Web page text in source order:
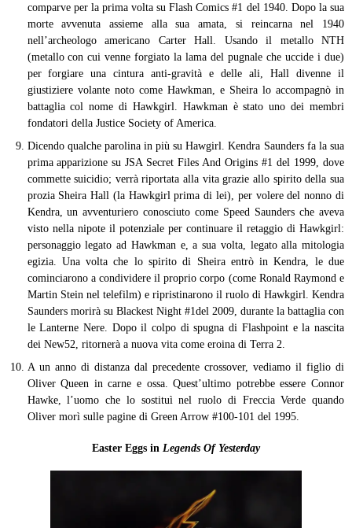
comparve per la prima volta su Flash Comics #1 del 1940. Dopo la sua
morte avvenuta assieme alla sua amata, si reincarna nel 1940
nell’archeologo americano Carter Hall. Usando il metallo NTH
(metallo con cui venne forgiato la lama del pugnale che uccide i due)
per forgiare una cintura anti-gravità e delle ali, Hall divenne il
giustiziere volante noto come Hawkman, e Sheira lo accompagnò in
battaglia col nome di Hawkgirl. Hawkman è stato uno dei membri
fondatori della Justice Society of America.
Dicendo qualche parolina in più su Hawgirl. Kendra Saunders fa la sua
prima apparizione su JSA Secret Files And Origins #1 del 1999, dove
commette suicidio; verrà riportata alla vita grazie allo spirito della sua
prozia Sheira Hall (la Hawkgirl prima di lei), per volere del nonno di
Kendra, un avventuriero conosciuto come Speed Saunders che aveva
visto nella nipote il potenziale per continuare il retaggio di Hawkgirl:
personaggio legato ad Hawkman e, a sua volta, legato alla mitologia
egizia. Una volta che lo spirito di Sheira entrò in Kendra, le due
cominciarono a condividere il proprio corpo (come Ronald Raymond e
Martin Stein nel telefilm) e ripristinarono il ruolo di Hawkgirl. Kendra
Saunders morirà su Blackest Night #1del 2009, durante la battaglia con
le Lanterne Nere. Dopo il colpo di spugna di Flashpoint e la nascita
dei New52, ritornerà a nuova vita come eroina di Terra 2.
A un anno di distanza dal precedente crossover, vediamo il figlio di
Oliver Queen in carne e ossa. Quest’ultimo potrebbe essere Connor
Hawke, l’uomo che lo sostituì nel ruolo di Freccia Verde quando
Oliver morì sulle pagine di Green Arrow #100-101 del 1995.
Easter Eggs in Legends Of Yesterday